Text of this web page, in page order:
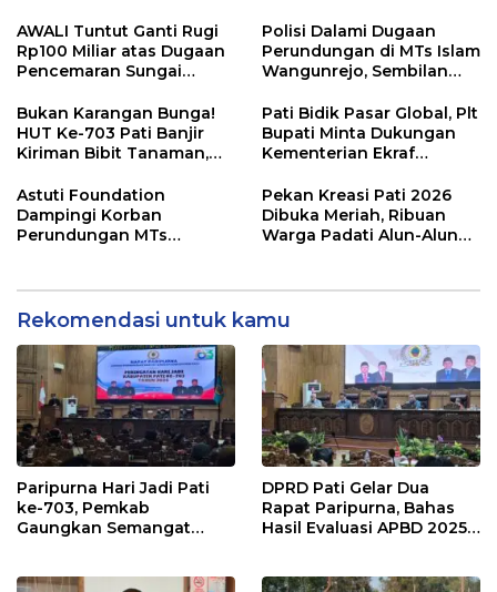
Persen
AWALI Tuntut Ganti Rugi
Rp100 Miliar atas Dugaan
Pencemaran Sungai
Lanjuti
Polisi Dalami Dugaan
Perundungan di MTs Islam
Wangunrejo, Sembilan
Bukan Karangan Bunga!
HUT Ke-703 Pati Banjir
Kiriman Bibit Tanaman,
Ramah Lingkungan
Pati Bidik Pasar Global, Plt
Bupati Minta Dukungan
Kementerian Ekraf
Astuti Foundation
Dampingi Korban
Perundungan MTs
Sekolah Berbasis Agama
Pekan Kreasi Pati 2026
Dibuka Meriah, Ribuan
Warga Padati Alun-Alun
Rekomendasi untuk kamu
Paripurna Hari Jadi Pati
ke-703, Pemkab
Gaungkan Semangat
DPRD Pati Gelar Dua
Rapat Paripurna, Bahas
Hasil Evaluasi APBD 2025